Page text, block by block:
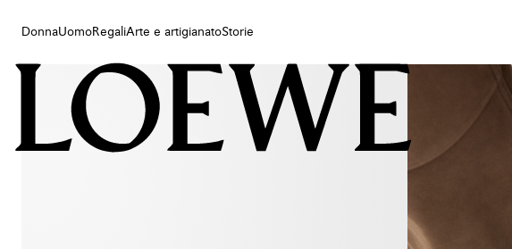
DonnaUomoRegaliArte e artigianatoStorie
Donna
Arte e artigianato